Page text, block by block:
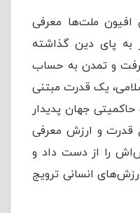
افیون ملت‌ها معرفی
پای دین گذاشته
و تمدن به حساب
یک قدرت مبتنی
جهان پدیدار
قدرت و ارزش معرفی
را از دست داد و
انسانی ترویج